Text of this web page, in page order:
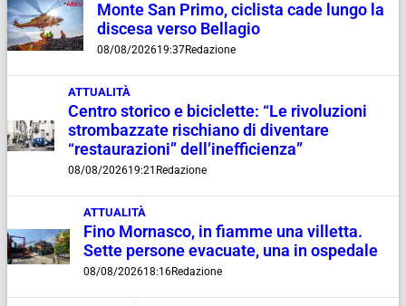
Monte San Primo, ciclista cade lungo la
discesa verso Bellagio
08/08/202619:37Redazione
ATTUALITÀ
Centro storico e biciclette: “Le rivoluzioni
strombazzate rischiano di diventare
“restaurazioni” dell’inefficienza”
08/08/202619:21 Redazione
ATTUALITÀ
Fino Mornasco, in fiamme una villetta.
Sette persone evacuate, una in ospedale
08/08/202618:16Redazione